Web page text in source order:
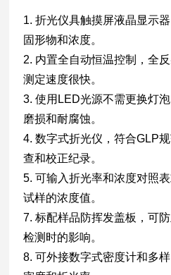
1. 折光仪具触摸屏液晶显示
固形物和浓度。
2. 内置全自动恒温控制，全
测定速度很快。
3. 使用LED光源不需更换灯
磨损和耐腐蚀。
4. 数字式折光仪，符合GLP
查和校正纪录。
5. 可输入折光率和浓度对照
试样的浓度值。
7. 标配样品防挥发盖板，可
检测时的影响。
8. 可外接数字式密度计和多